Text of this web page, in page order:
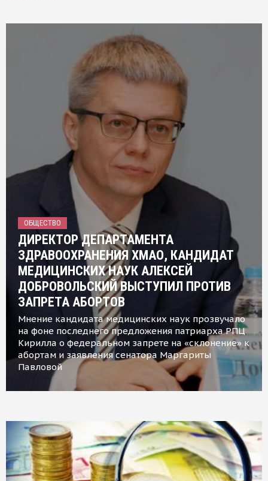
ОБЩЕСТВО
ДИРЕКТОР ДЕПАРТАМЕНТА
ЗДРАВООХРАНЕНИЯ ХМАО, КАНДИДАТ
МЕДИЦИНСКИХ НАУК АЛЕКСЕЙ
ДОБРОВОЛЬСКИЙ ВЫСТУПИЛ ПРОТИВ
ЗАПРЕТА АБОРТОВ
Мнение кандидата медицинских наук прозвучало
на фоне последнего предложения патриарха РПЦ
Кирилла о федеральном запрете на «склонение» к
абортам и заявления сенатора Маргариты
Павловой